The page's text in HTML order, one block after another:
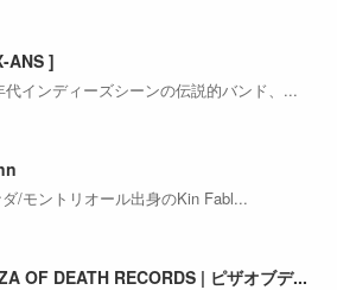
ANS ]
代インディーズシーンの伝説的バンド、...
ダ/モントリオール出身のKin Fabl...
OF DEATH RECORDS | ピザオブデ...